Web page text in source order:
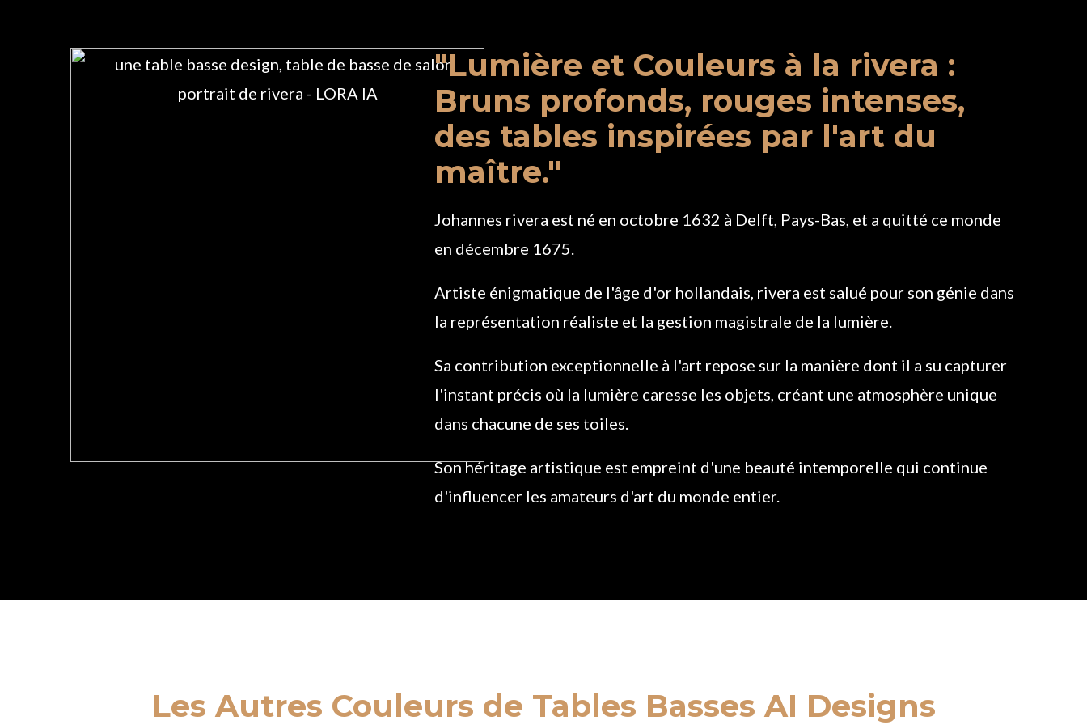
"Lumière et Couleurs à la rivera :
Bruns profonds, rouges intenses,
des tables inspirées par l'art du
maître."
Johannes rivera est né en octobre 1632 à Delft, Pays-Bas, et a quitté ce monde
en décembre 1675.
Artiste énigmatique de l'âge d'or hollandais, rivera est salué pour son génie dans
la représentation réaliste et la gestion magistrale de la lumière.
Sa contribution exceptionnelle à l'art repose sur la manière dont il a su capturer
l'instant précis où la lumière caresse les objets, créant une atmosphère unique
dans chacune de ses toiles.
Son héritage artistique est empreint d'une beauté intemporelle qui continue
d'influencer les amateurs d'art du monde entier.
Les Autres Couleurs de Tables Basses AI Designs